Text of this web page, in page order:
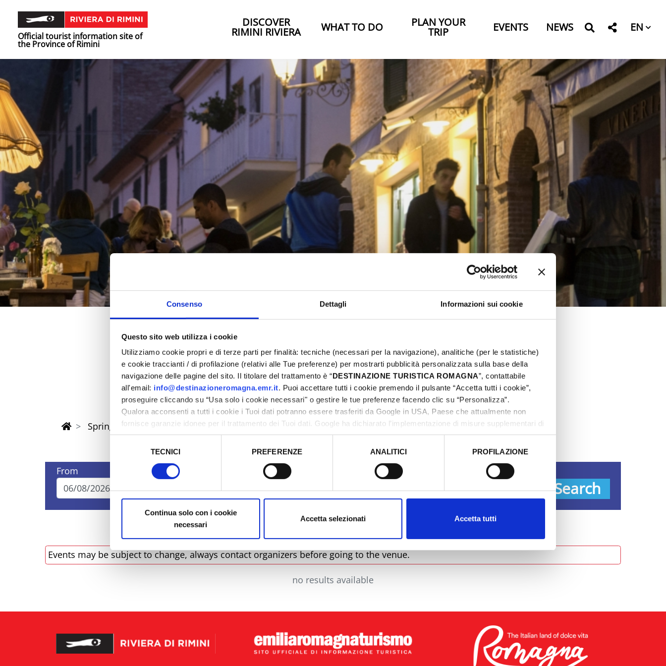
Consenso Dettagli Informazioni sui cookie
Questo sito web utilizza i cookie
Utilizziamo cookie propri e di terze parti per finalità: tecniche (necessari per la navigazione), analitiche (per le statistiche)
e cookie traccianti / di profilazione (relativi alle Tue preferenze) per mostrarti pubblicità personalizzata sulla base della
navigazione delle pagine del sito. Il titolare del trattamento è “DESTINAZIONE TURISTICA ROMAGNA”, contattabile
all'email: info@destinazioneromagna.emr.it. Puoi accettare tutti i cookie premendo il pulsante “Accetta tutti i cookie”,
proseguire cliccando su “Usa solo i cookie necessari" o gestire le tue preferenze facendo clic su “Personalizza”.
Qualora acconsenti a tutti i cookie i Tuoi dati potranno essere trasferiti da Google in USA, Paese che attualmente non
fornisce garanzie idonee per il trattamento dei Tuoi dati. Google ha dichiarato l’implementazione di misure supplementari di
sicurezza a Tutela dei navigatori, che abbiamo valutato essere sufficienti.
consenso
TECNICI PREFERENZE ANALITICI PROFILAZIONE
Continua solo con i cookie
necessari
Accetta selezionati Accetta tutti
Official tourist information site of
the Province of Rimini
DISCOVER
RIMINI RIVIERA WHAT TO DO PLAN YOUR
TRIP EVENTS NEWS EN
Spring 2025
in the province of Rimini
Eventi Primavera 2025
Spring Riviera Rimini Events
From To City
Search
Events may be subject to change, always contact organizers before going to the venue.
no results available